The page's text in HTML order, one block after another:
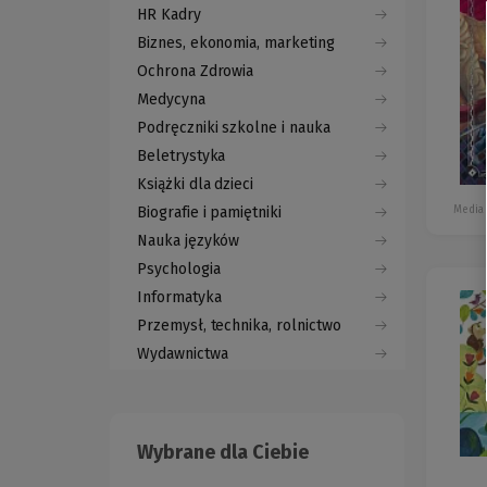
HR Kadry
Biznes, ekonomia, marketing
Ochrona Zdrowia
Medycyna
Podręczniki szkolne i nauka
Beletrystyka
Książki dla dzieci
Biografie i pamiętniki
Nauka języków
Psychologia
Informatyka
Przemysł, technika, rolnictwo
Wydawnictwa
Wybrane dla Ciebie
Media